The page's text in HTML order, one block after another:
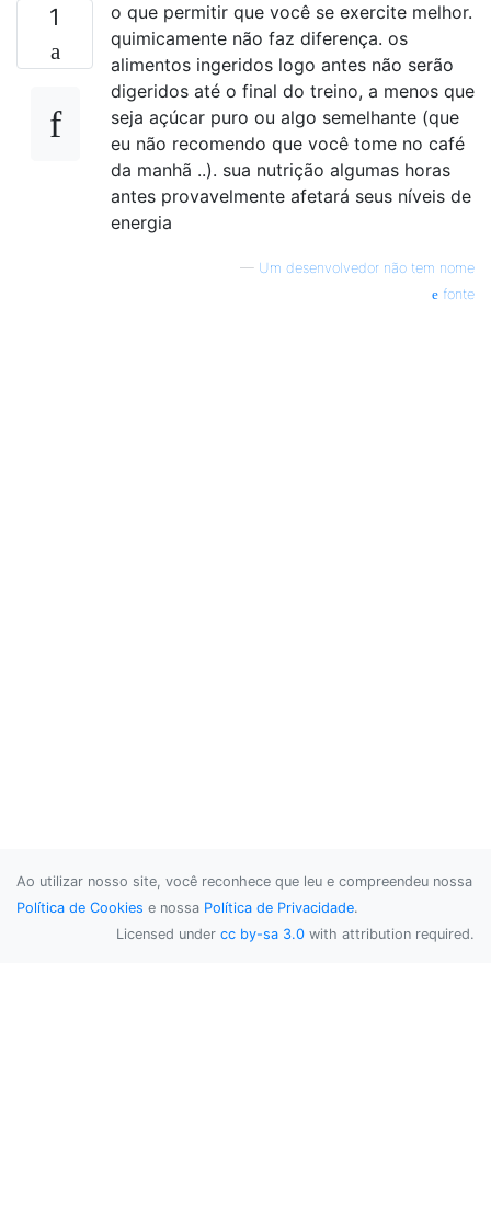
1
o que permitir que você se exercite melhor.
quimicamente não faz diferença. os
alimentos ingeridos logo antes não serão
digeridos até o final do treino, a menos que
seja açúcar puro ou algo semelhante (que
eu não recomendo que você tome no café
da manhã ..). sua nutrição algumas horas
antes provavelmente afetará seus níveis de
energia
— Um desenvolvedor não tem nome
fonte
Ao utilizar nosso site, você reconhece que leu e compreendeu nossa
Política de Cookies e nossa Política de Privacidade.
Licensed under cc by-sa 3.0 with attribution required.